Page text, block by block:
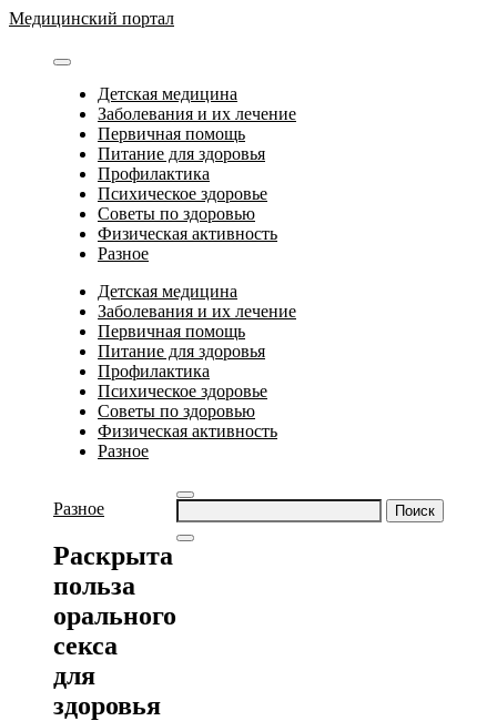
Перейти
содержимому
Медицинский портал
Детская медицина
Заболевания и их лечение
Первичная помощь
Питание для здоровья
Профилактика
Психическое здоровье
Советы по здоровью
Физическая активность
Разное
Детская медицина
Заболевания и их лечение
Первичная помощь
Питание для здоровья
Профилактика
Психическое здоровье
Советы по здоровью
Физическая активность
Разное
Найти:
Разное
Раскрыта
польза
орального
секса
для
здоровья